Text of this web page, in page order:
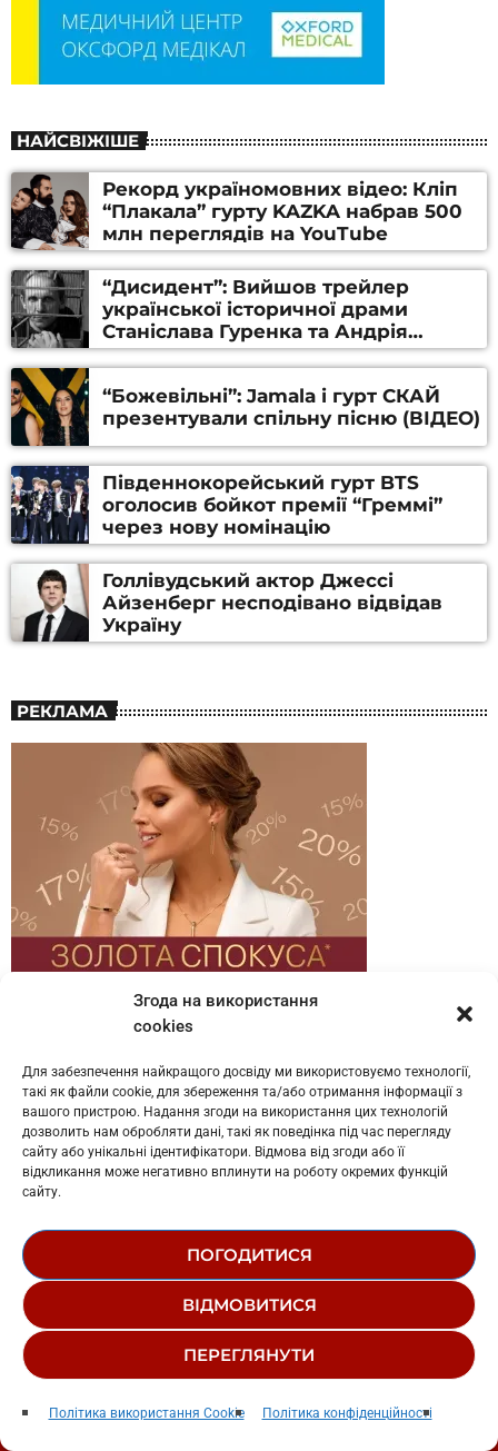
Згода на використання
cookies
Для забезпечення найкращого досвіду ми використовуємо технології,
такі як файли cookie, для збереження та/або отримання інформації з
вашого пристрою. Надання згоди на використання цих технологій
дозволить нам обробляти дані, такі як поведінка під час перегляду
сайту або унікальні ідентифікатори. Відмова від згоди або її
відкликання може негативно вплинути на роботу окремих функцій
сайту.
ПОГОДИТИСЯ
ВІДМОВИТИСЯ
ПЕРЕГЛЯНУТИ
Політика використання Cookie Політика конфіденційності
play_arrow Радіо Західний Полюс
НАЙСВІЖІШЕ
Рекорд україномовних відео: Кліп
“Плакала” гурту KAZKA набрав 500
млн переглядів на YouTube
“Дисидент”: Вийшов трейлер
української історичної драми
Станіслава Гуренка та Андрія
Алфьорова (ВІДЕО)
“Божевільні”: Jamala і гурт СКАЙ
презентували спільну пісню (ВІДЕО)
Південнокорейський гурт BTS
оголосив бойкот премії “Греммі”
через нову номінацію
Голлівудський актор Джессі
Айзенберг несподівано відвідав
Україну
РЕКЛАМА
ПУБЛІКАЦІЇ ЗА ТЕМАМИ
ALYONA ALYONA ALYOSHA DUA LIPA
EUROVISION SONG CONTEST
GO_A
MAMARIKA MÅNESKIN ONUKA SHAKIRA
ЄВРОБАЧЕННЯ
БУМБОКС
ТЕЙЛОР СВІФТ
ГАСТРОЛІ ПРЕМ'ЄРА ВІДЕО
ПРЕМ'ЄРА ПІСНІ
ПРЕМІЯ
ПІДТРИМКА УКРАЇНИ
РЕЙТИНГ
РОСІЙСЬКО-УКРАЇНСЬКА ВІЙНА
СВІДЧЕННЯ ОЧЕВИДЦІВ
ЧАРТИ
ІНФОРМ ЩЕПЛЕННЯ
ІСТОРІЯ